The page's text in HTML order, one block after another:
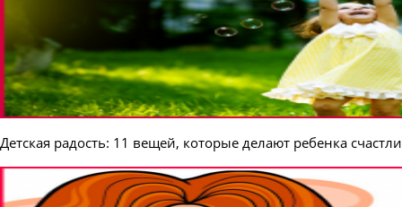
Детская радость: 11 вещей, которые делают ребенка